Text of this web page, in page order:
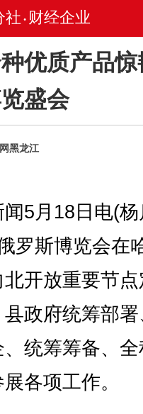
社 • 财经企业
优质产品
盛会
黑龙江
5月18日电(杨
罗斯博览会在
开放重要节
政府统筹部
统筹筹备、
各项工作。